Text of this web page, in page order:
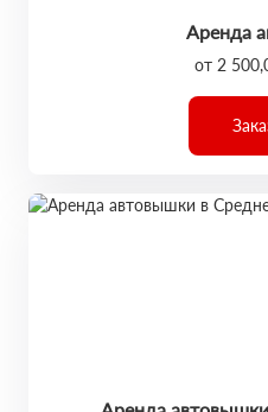
Аренда
от 2